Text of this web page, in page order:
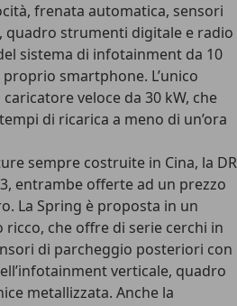
frenata automatica, sensori
strumenti digitale e radio
sistema di infotainment da 10
smartphone. L’unico
veloce da 30 kW, che
di ricarica a meno di un’ora
sempre costruite in Cina, la DR
, entrambe offerte ad un prezzo
. La Spring è proposta in un
che offre di serie cerchi in
di parcheggio posteriori con
verticale, quadro
metallizzata. Anche la